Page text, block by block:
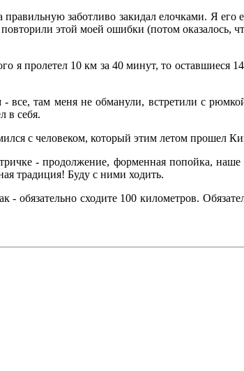
заботливо закидал елочками. Я его
этой моей ошибки (потом оказалось,
я пролетел 10 км за 40 минут, то оставшиеся
там меня не обманули, встретили с
в себя.
с человеком, который этим летом прошел
- продолжение, форменная попойка,
традиция! Буду с ними ходить.
сходите 100 километров.